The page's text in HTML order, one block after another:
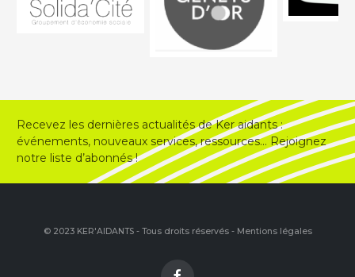
Recevez les dernières actualités de Ker aidants :
événements, nouveaux services, ressources… Rejoignez
notre liste d’abonnés !
© 2023 KER'AIDANTS - Tous droits réservés - Mentions légales